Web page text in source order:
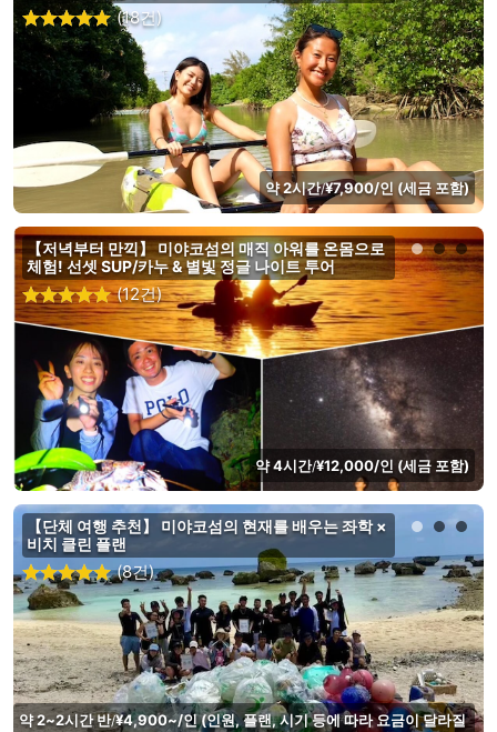
(18건)
약 2시간/¥7,900/인 (세금 포함)
【저녁부터 만끽】 미야코섬의 매직 아워를 온몸으로
체험! 선셋 SUP/카누 & 별빛 정글 나이트 투어
(12건)
약 4시간/¥12,000/인 (세금 포함)
【단체 여행 추천】 미야코섬의 현재를 배우는 좌학 ×
비치 클린 플랜
(8건)
약 2~2시간 반/¥4,900~/인 (인원, 플랜, 시기 등에 따라 요금이 달라질